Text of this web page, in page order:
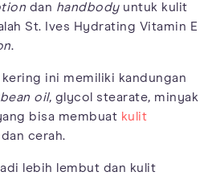
dan handbodyuntuk kulit
St. Ives Hydrating Vitamin E
.
ini memiliki kandungan
oil, glycol stearate, minyak
bisa membuat kulit
dan cerah.
lebih lembut dan kulit